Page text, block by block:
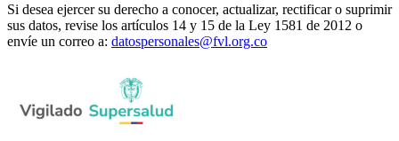
Si desea ejercer su derecho a conocer, actualizar, rectificar o suprimir
sus datos, revise los artículos 14 y 15 de la Ley 1581 de 2012 o
envíe un correo a: datospersonales@fvl.org.co